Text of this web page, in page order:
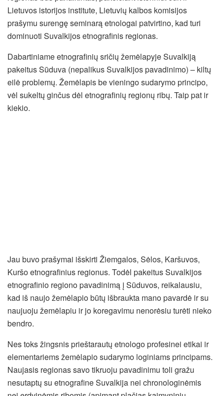
Lietuvos istorijos institute, Lietuvių kalbos komisijos
prašymu surengę seminarą etnologai patvirtino, kad turi
dominuoti Suvalkijos etnografinis regionas.
Dabartiniame etnografinių sričių žemėlapyje Suvalkiją
pakeitus Sūduva (nepalikus Suvalkijos pavadinimo) – kiltų
eilė problemų. Žemėlapis be vieningo sudarymo principo,
vėl sukeltų ginčus dėl etnografinių regionų ribų. Taip pat ir
kiekio.
Jau buvo prašymai išskirti Žiemgalos, Sėlos, Karšuvos,
Kuršo etnografinius regionus. Todėl pakeitus Suvalkijos
etnografinio regiono pavadinimą į Sūduvos, reikalausiu,
kad iš naujo žemėlapio būtų išbraukta mano pavardė ir su
naujuoju žemėlapiu ir jo koregavimu nenorėsiu turėti nieko
bendro.
Nes toks žingsnis prieštarautų etnologo profesinei etikai ir
elementariems žemėlapio sudarymo loginiams principams.
Naujasis regionas savo tikruoju pavadinimu toli gražu
nesutaptų su etnografine Suvalkija nei chronologinėmis